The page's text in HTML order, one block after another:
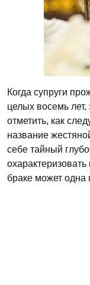
Когда супруги
целых восемь
отметить, как
название
себе тайный
браке может одна